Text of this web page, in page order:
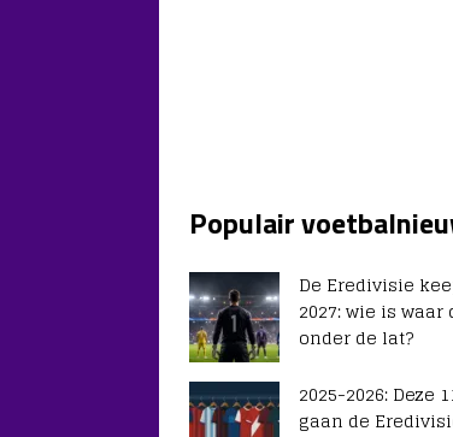
Populair
De Eredivisie
2027: wie is
onder de lat?
2025-2026: Deze
gaan de